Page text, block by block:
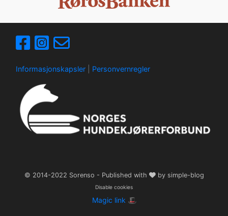
Informasjonskapsler Personvernregler
© 2014-2022 Sorenso - Published with by simple-blog
Disable cookies
Magic link 🎩